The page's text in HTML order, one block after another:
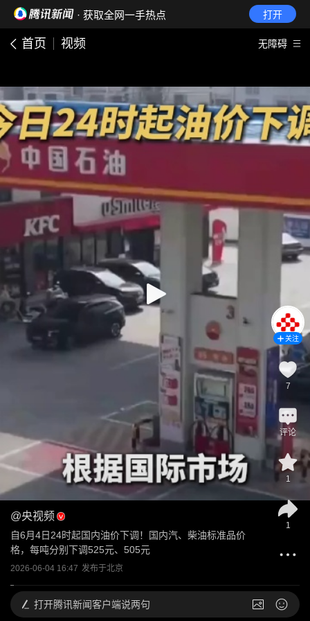
· 获取全网一手热点 打开
首页 视频 无障碍
@央视频
自6月4日24时起国内油价下调！国内汽、柴油标准品价
格，每吨分别下调525元、505元
2026-06-04 16:47 发布于北京
关注
7
评论
1
1
打开腾讯新闻客户端说两句